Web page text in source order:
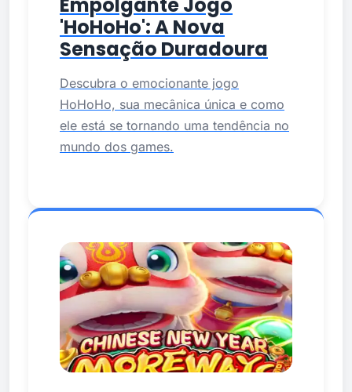
'HoHoHo': A Nova
Sensação Duradoura
Descubra o emocionante jogo
HoHoHo, sua mecânica única e como
ele está se tornando uma tendência no
mundo dos games.